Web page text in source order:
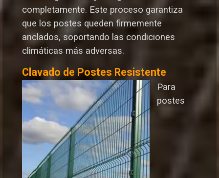
completamente. Este proceso garantiza
que los postes queden firmemente
anclados, soportando las condiciones
climáticas más adversas.
Clavado de Postes Resistente
Para
postes